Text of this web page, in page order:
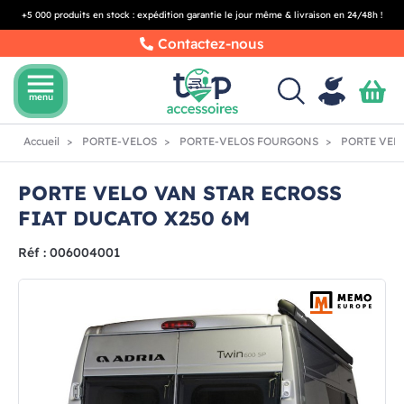
+5 000 produits en stock : expédition garantie le jour même & livraison en 24/48h !
Contactez-nous
menu
menu
Accueil PORTE-VELOS PORTE-VELOS FOURGONS PORTE
PORTE VELO VAN STAR ECROSS
FIAT DUCATO X250 6M
Réf : 006004001